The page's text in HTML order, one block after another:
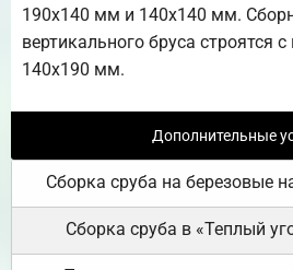
190х140 мм и 140х140 мм.
вертикального бруса строятся
140х190 мм.
Дополнительные
Сборка сруба на березовые
Сборка сруба в «Теплый